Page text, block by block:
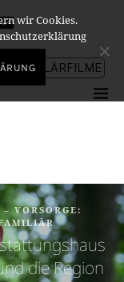
E-
Mail
ERKLÄRFILME
VORSORGE:
die Region
wir Cookies.